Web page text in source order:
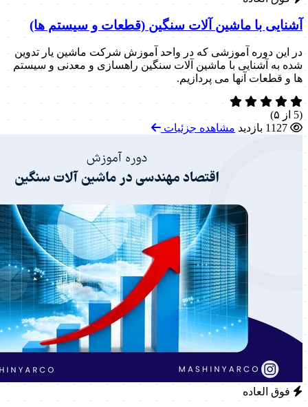
آشنایی با ماشین آلات سنگین (قطعات و سیستم ها)
در این دوره آموزشی که در واحد آموزش شرکت ماشین یار تدوین
شده به آشنایی با ماشین آلات سنگین راهسازی و معدنی و سیستم
ها و قطعات آنها می پردازیم.
(5 از ۵)
مشاهده جزئیات
فوق العاده